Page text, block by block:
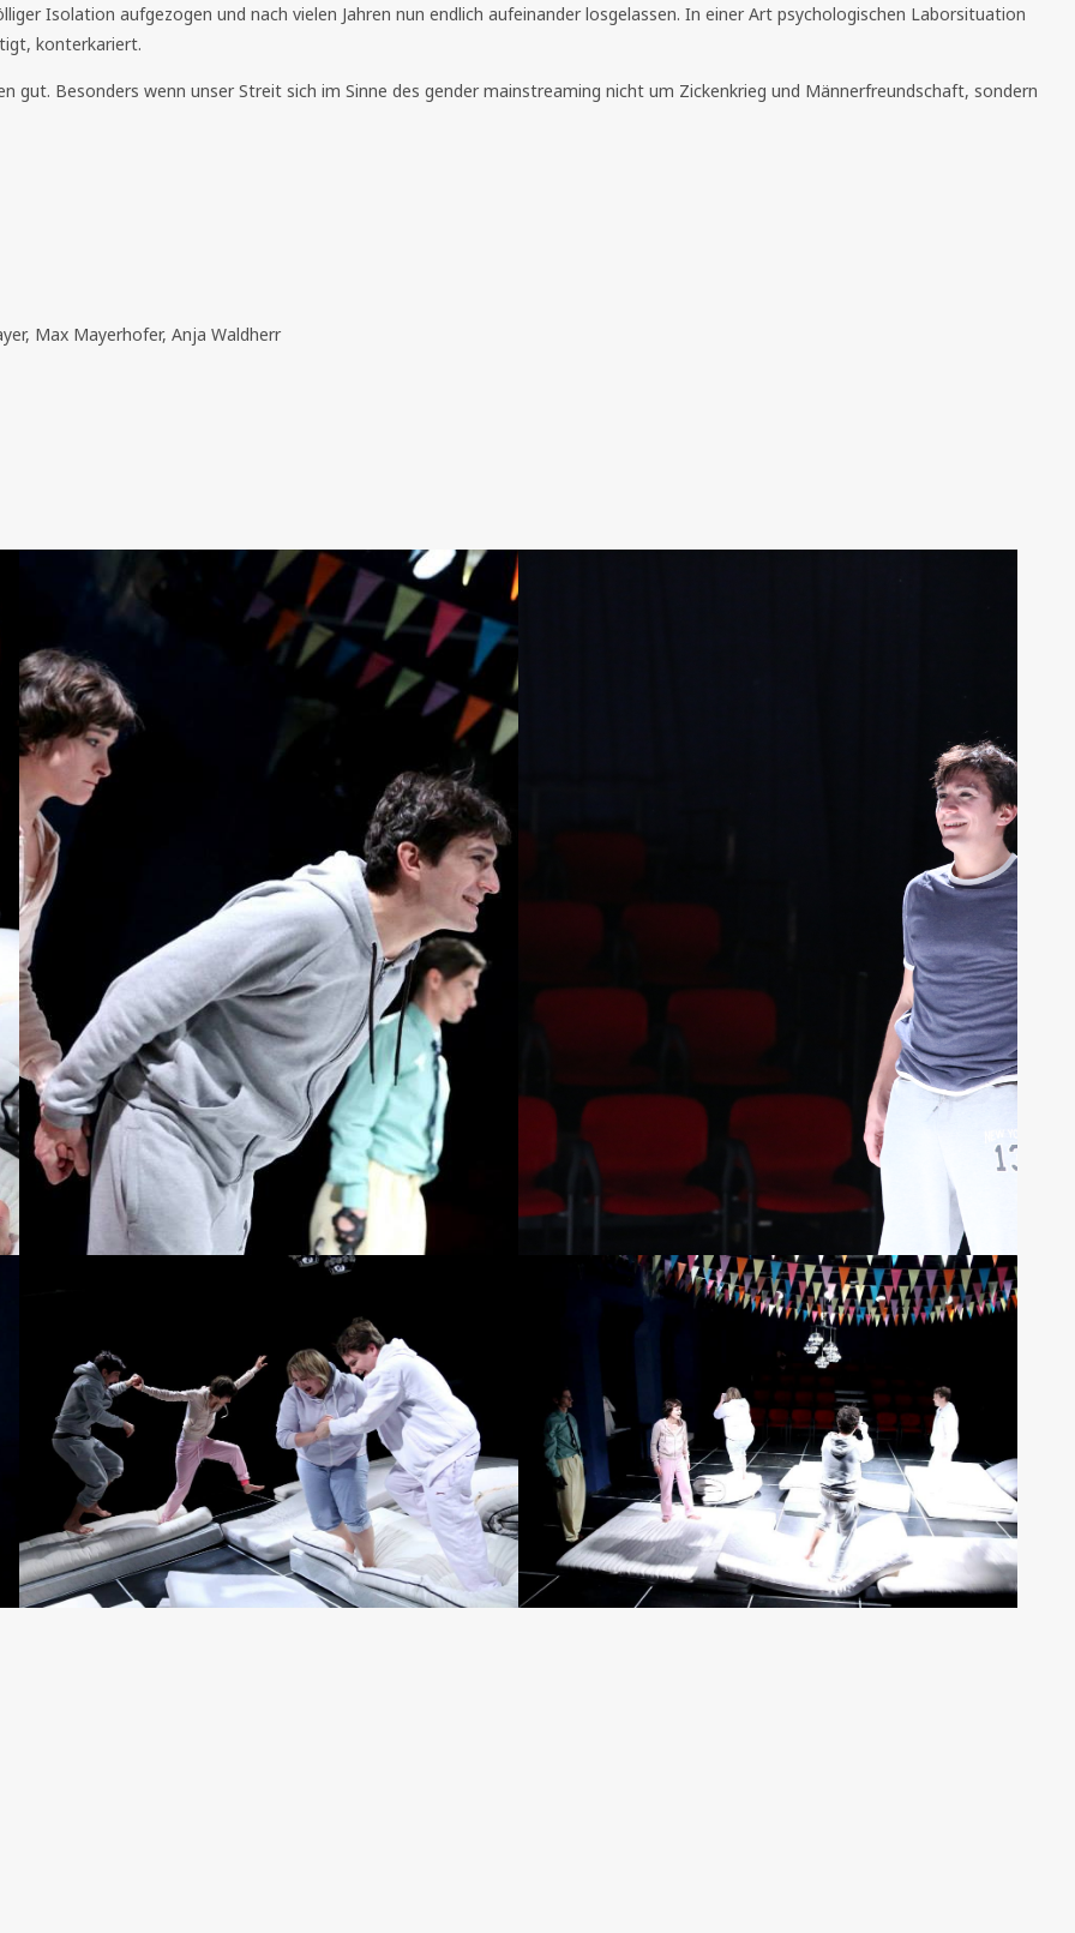
Isolation aufgezogen und nach vielen Jahren nun endlich aufeinander losgelassen. In einer Art psychologischen Laborsituation
konterkariert.
gut. Besonders wenn unser Streit sich im Sinne des gender mainstreaming nicht um Zickenkrieg und Männerfreundschaft, sondern
Max Mayerhofer, Anja Waldherr